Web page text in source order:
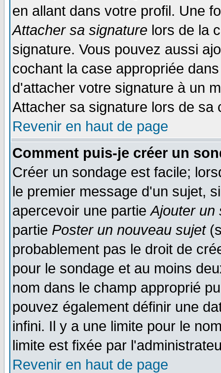
en allant dans votre profil. Une
Attacher sa signature lors de la
signature. Vous pouvez aussi
cochant la case appropriée
d'attacher votre signature à un
Attacher sa signature lors de sa
Revenir en haut de page
Comment puis-je créer un
Créer un sondage est facile;
le premier message d'un sujet,
apercevoir une partieAjouter un
partie Poster un nouveau sujet
probablement pas le droit de
pour le sondage et au moins
nom dans le champ approprié
pouvez également définir une
infini. Il y a une limite pour le
limite est fixée par
Revenir en haut de page